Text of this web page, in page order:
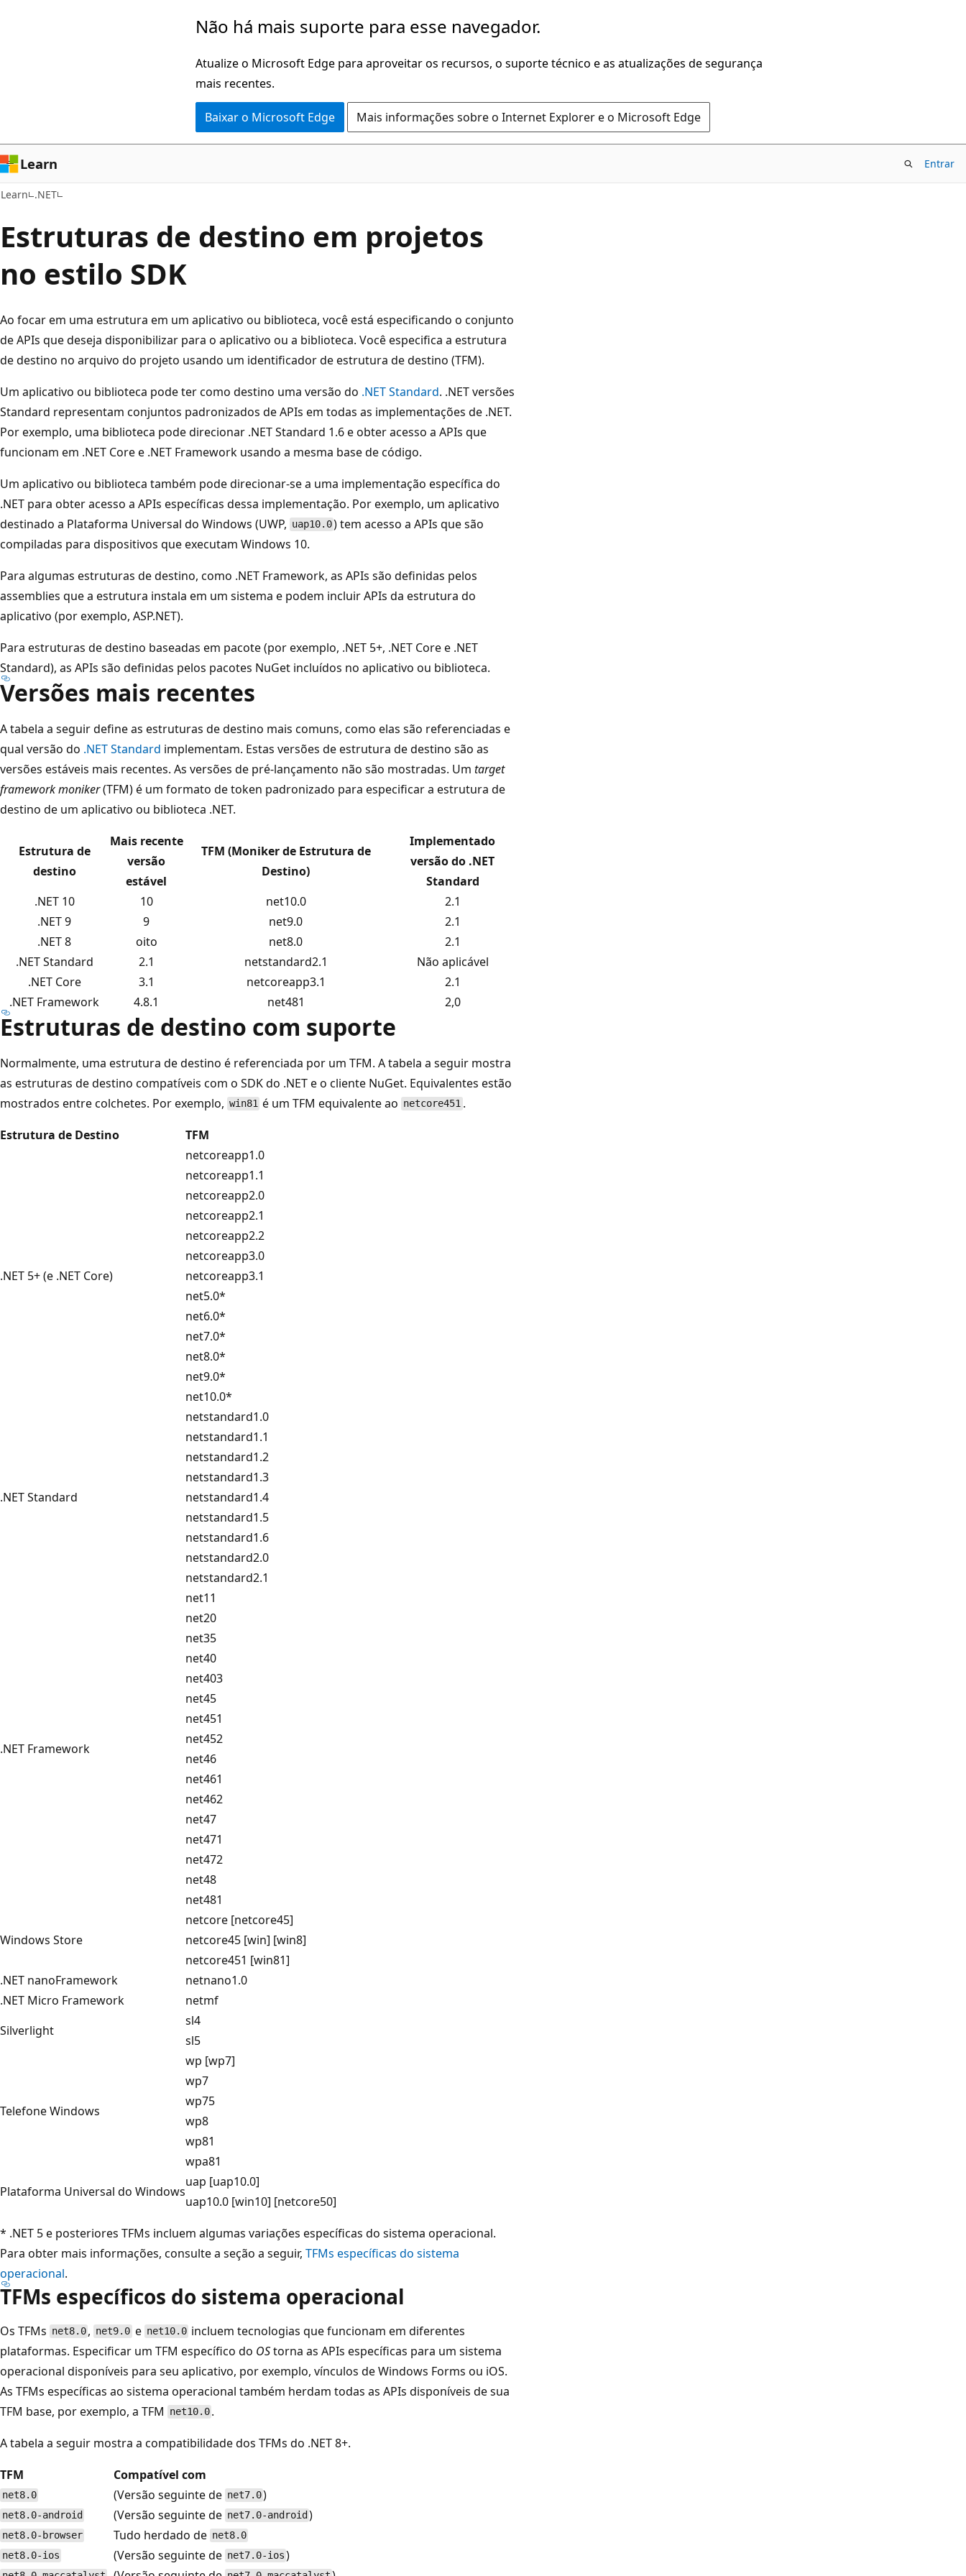
Não há mais suporte para esse navegador.
Atualize o Microsoft Edge para aproveitar os recursos, o suporte técnico e as atualizações de segurança
mais recentes.
Baixar o Microsoft Edge Mais informações sobre o Internet Explorer e o Microsoft Edge
Learn Entrar
Learn .NET
Estruturas de destino em projetos
no estilo SDK
Ao focar em uma estrutura em um aplicativo ou biblioteca, você está especificando o conjunto
de APIs que deseja disponibilizar para o aplicativo ou a biblioteca. Você especifica a estrutura
de destino no arquivo do projeto usando um identificador de estrutura de destino (TFM).
Um aplicativo ou biblioteca pode ter como destino uma versão do .NET Standard. .NET versões
Standard representam conjuntos padronizados de APIs em todas as implementações de .NET.
Por exemplo, uma biblioteca pode direcionar .NET Standard 1.6 e obter acesso a APIs que
funcionam em .NET Core e .NET Framework usando a mesma base de código.
Um aplicativo ou biblioteca também pode direcionar-se a uma implementação específica do
.NET para obter acesso a APIs específicas dessa implementação. Por exemplo, um aplicativo
destinado a Plataforma Universal do Windows (UWP, uap10.0) tem acesso a APIs que são
compiladas para dispositivos que executam Windows 10.
Para algumas estruturas de destino, como .NET Framework, as APIs são definidas pelos
assemblies que a estrutura instala em um sistema e podem incluir APIs da estrutura do
aplicativo (por exemplo, ASP.NET).
Para estruturas de destino baseadas em pacote (por exemplo, .NET 5+, .NET Core e .NET
Standard), as APIs são definidas pelos pacotes NuGet incluídos no aplicativo ou biblioteca.
Versões mais recentes
A tabela a seguir define as estruturas de destino mais comuns, como elas são referenciadas e
qual versão do .NET Standard implementam. Estas versões de estrutura de destino são as
versões estáveis mais recentes. As versões de pré-lançamento não são mostradas. Um target
framework moniker(TFM) é um formato de token padronizado para especificar a estrutura de
destino de um aplicativo ou biblioteca .NET.
Estrutura de
destino
Mais recente
versão
estável
TFM (Moniker de Estrutura de
Destino)
Implementado
versão do .NET
Standard
.NET 10
10 net10.0
2.1
.NET 9
9 net9.0
2.1
.NET 8
oito net8.0
2.1
.NET Standard
2.1 netstandard2.1
Não aplicável
.NET Core
3.1 netcoreapp3.1
2.1
.NET Framework
4.8.1 net481 2,0
Estruturas de destino com suporte
Normalmente, uma estrutura de destino é referenciada por um TFM. A tabela a seguir mostra
as estruturas de destino compatíveis com o SDK do .NET e o cliente NuGet. Equivalentes estão
mostrados entre colchetes. Por exemplo, win81 é um TFM equivalente ao netcore451 .
Estrutura de Destino
TFM
.NET 5+ (e .NET Core)
netcoreapp1.0
netcoreapp1.1
netcoreapp2.0
netcoreapp2.1
netcoreapp2.2
netcoreapp3.0
netcoreapp3.1
net5.0*
net6.0*
net7.0*
net8.0*
net9.0*
net10.0*
.NET Standard
netstandard1.0
netstandard1.1
netstandard1.2
netstandard1.3
netstandard1.4
netstandard1.5
netstandard1.6
netstandard2.0
netstandard2.1
.NET Framework
net11
net20
net35
net40
net403
net45
net451
net452
net46
net461
net462
net47
net471
net472
net48
net481
Windows Store
netcore [netcore45]
netcore45 [win] [win8]
netcore451 [win81]
.NET nanoFramework
netnano1.0
.NET Micro Framework
netmf
Silverlight
sl4
sl5
Telefone Windows
wp [wp7]
wp7
wp75
wp8
wp81
wpa81
Plataforma Universal do Windows
uap [uap10.0]
uap10.0 [win10] [netcore50]
* .NET 5 e posteriores TFMs incluem algumas variações específicas do sistema operacional.
Para obter mais informações, consulte a seção a seguir, TFMs específicas do sistema
operacional.
TFMs específicos do sistema operacional
Os TFMs net8.0 , net9.0 e net10.0 incluem tecnologias que funcionam em diferentes
plataformas. Especificar um TFM específico do OStorna as APIs específicas para um sistema
operacional disponíveis para seu aplicativo, por exemplo, vínculos de Windows Forms ou iOS.
As TFMs específicas ao sistema operacional também herdam todas as APIs disponíveis de sua
TFM base, por exemplo, a TFM
net10.0 .
A tabela a seguir mostra a compatibilidade dos TFMs do .NET 8+.
TFM
Compatível com
net8.0 (Versão seguinte de net7.0)
net8.0-android (Versão seguinte de net7.0-android )
net8.0-browser Tudo herdado de net8.0
net8.0-ios
(Versão seguinte de net7.0-ios )